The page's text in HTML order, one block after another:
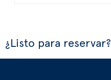
¿Listo para reservar?